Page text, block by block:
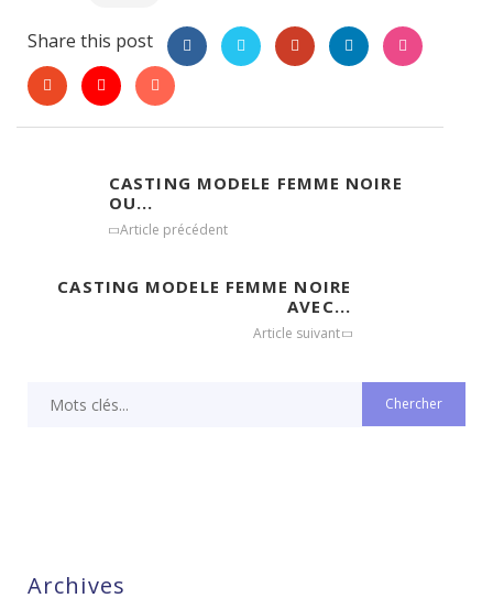
Share this post
CASTING MODELE FEMME NOIRE
OU...
Article précédent
CASTING MODELE FEMME NOIRE
AVEC...
Article suivant
Archives